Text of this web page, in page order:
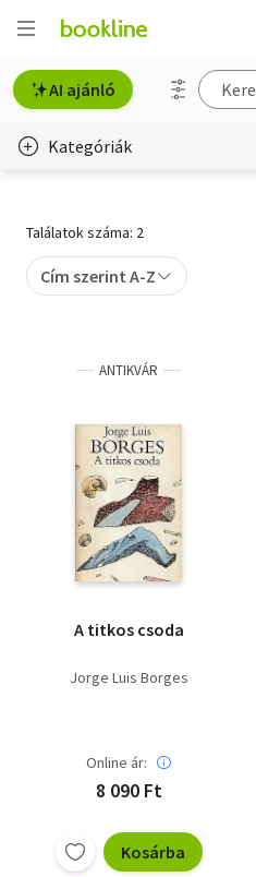
AI ajánló
Kategóriák
Gyermek- és ifjúsági
Szakkönyv
Szótár, nyelvkönyv
Tankönyv, segédkönyv
Társadalomtudomány
Természettudomány
Találatok száma: 2
Cím szerint A-Z
ANTIKVÁR
A titkos csoda
Jorge Luis Borges
Online ár:
8 090 Ft
Kosárba